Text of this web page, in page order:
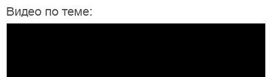
Видео по теме: